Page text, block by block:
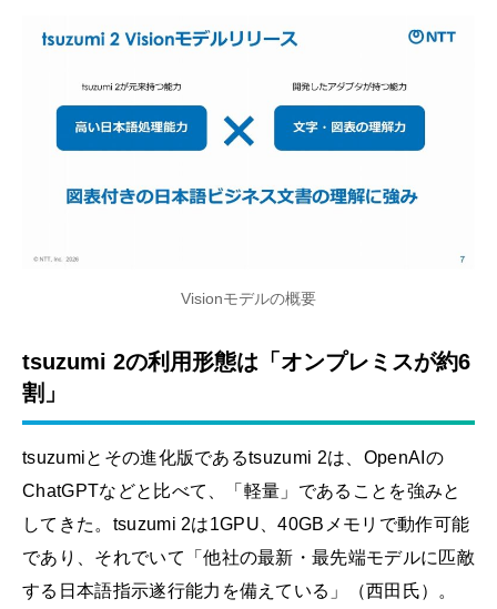
Visionモデルの概要
tsuzumi 2の利用形態は「オンプレミスが約6
割」
tsuzumiとその進化版であるtsuzumi 2は、OpenAIの
ChatGPTなどと比べて、「軽量」であることを強みと
してきた。tsuzumi 2は1GPU、40GBメモリで動作可能
であり、それでいて「他社の最新・最先端モデルに匹敵
する日本語指示遂行能力を備えている」（西田氏）。